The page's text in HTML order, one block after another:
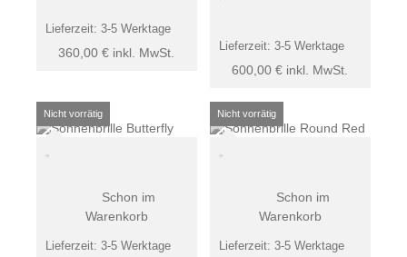
360,00 € inkl. MwSt.
Lieferzeit: 3-5 Werktage
600,00€ inkl. MwSt.
Lieferzeit:3-5 Werktage
Lieferzeit: 3-5 Werktage
Schon im
Warenkorb
Lieferzeit:3-5 Werktage
Schon im
Warenkorb